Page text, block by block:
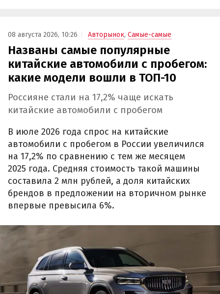
08 августа 2026, 10:26 Авторынок, Самые-самые
Названы самые популярные
китайские автомобили с пробегом:
какие модели вошли в ТОП-10
Россияне стали на 17,2% чаще искать
китайские автомобили с пробегом
В июле 2026 года спрос на китайские
автомобили с пробегом в России увеличился
на 17,2% по сравнению с тем же месяцем
2025 года. Средняя стоимость такой машины
составила 2 млн рублей, а доля китайских
брендов в предложении на вторичном рынке
впервые превысила 6%.